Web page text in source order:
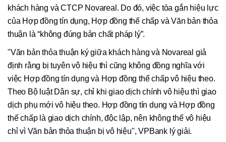
khách hàng và CTCP Novareal. Do đó, việc tòa gắn hiệu lực
của Hợp đồng tín dụng, Hợp đồng thế chấp và Văn bản thỏa
thuận là “không đúng bản chất pháp lý”.
"Văn bản thỏa thuận ký giữa khách hàng và Novareal giả
định rằng bị tuyên vô hiệu thì cũng không đồng nghĩa với
việc Hợp đồng tín dụng và Hợp đồng thế chấp vô hiệu theo.
Theo Bộ luật Dân sự, chỉ khi giao dịch chính vô hiệu thì giao
dịch phụ mới vô hiệu theo. Hợp đồng tín dụng và Hợp đồng
thế chấp là giao dịch chính, độc lập, nên không thể vô hiệu
chỉ vì Văn bản thỏa thuận bị vô hiệu", VPBank lý giải.